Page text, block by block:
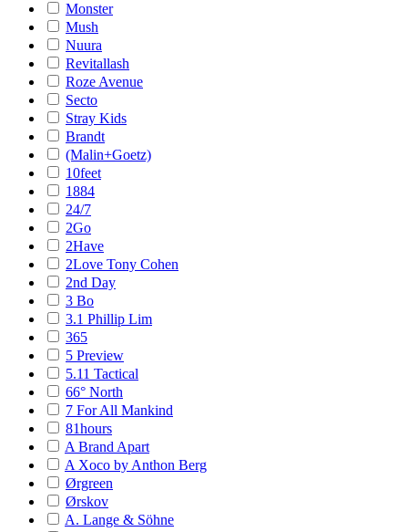
Monster
Mush
Nuura
Revitallash
Roze Avenue
Secto
Stray Kids
Brandt
(Malin+Goetz)
10feet
1884
24/7
2Go
2Have
2Love Tony Cohen
2nd Day
3 Bo
3.1 Phillip Lim
365
5 Preview
5.11 Tactical
66° North
7 For All Mankind
81hours
A Brand Apart
A Xoco by Anthon Berg
Ørgreen
Ørskov
A. Lange & Söhne